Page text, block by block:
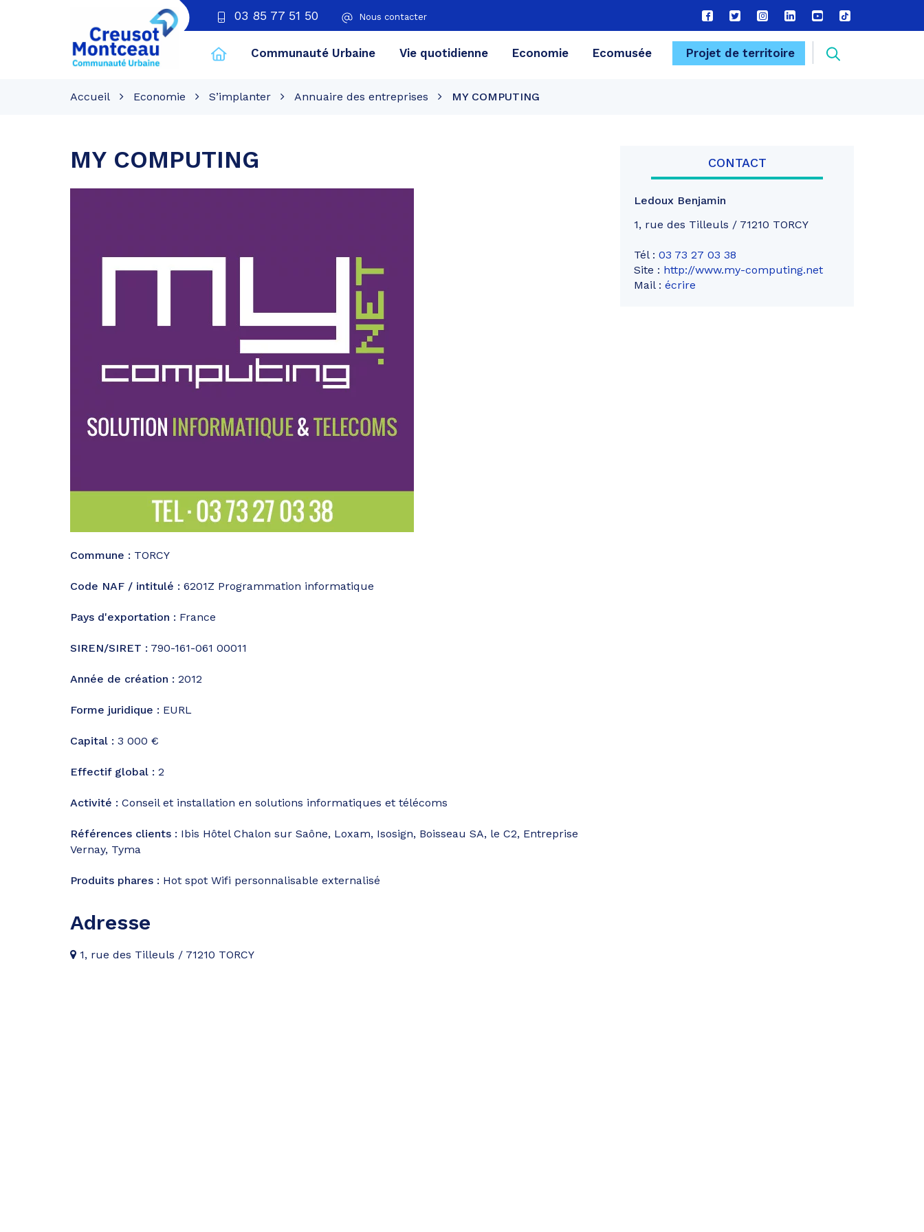
03 85 77 51 50 Nous contacter
Lien
vers
compte
Lien
vers
compte
Lien
vers
compte
Lien
vers
compte
Lien
vers
chaîne
Lien
vers
Creusot
Montceau
Communauté Urbaine Vie quotidienne Economie Ecomusée Projet de territoire
Accueil Economie S’implanter Annuaire des entreprises MY COMPUTING
MY COMPUTING
Commune : TORCY
Code NAF / intitulé : 6201Z Programmation informatique
Pays d'exportation : France
SIREN/SIRET : 790-161-061 00011
Année de création : 2012
Forme juridique : EURL
Capital : 3 000 €
Effectif global : 2
Activité : Conseil et installation en solutions informatiques et télécoms
Références clients : Ibis Hôtel Chalon sur Saône, Loxam, Isosign, Boisseau SA, le C2, Entreprise
Vernay, Tyma
Produits phares : Hot spot Wifi personnalisable externalisé
Adresse
1, rue des Tilleuls / 71210 TORCY
CONTACT
Ledoux Benjamin
1, rue des Tilleuls / 71210 TORCY
Tél : 03 73 27 03 38
Site : http://www.my-computing.net
Mail : écrire